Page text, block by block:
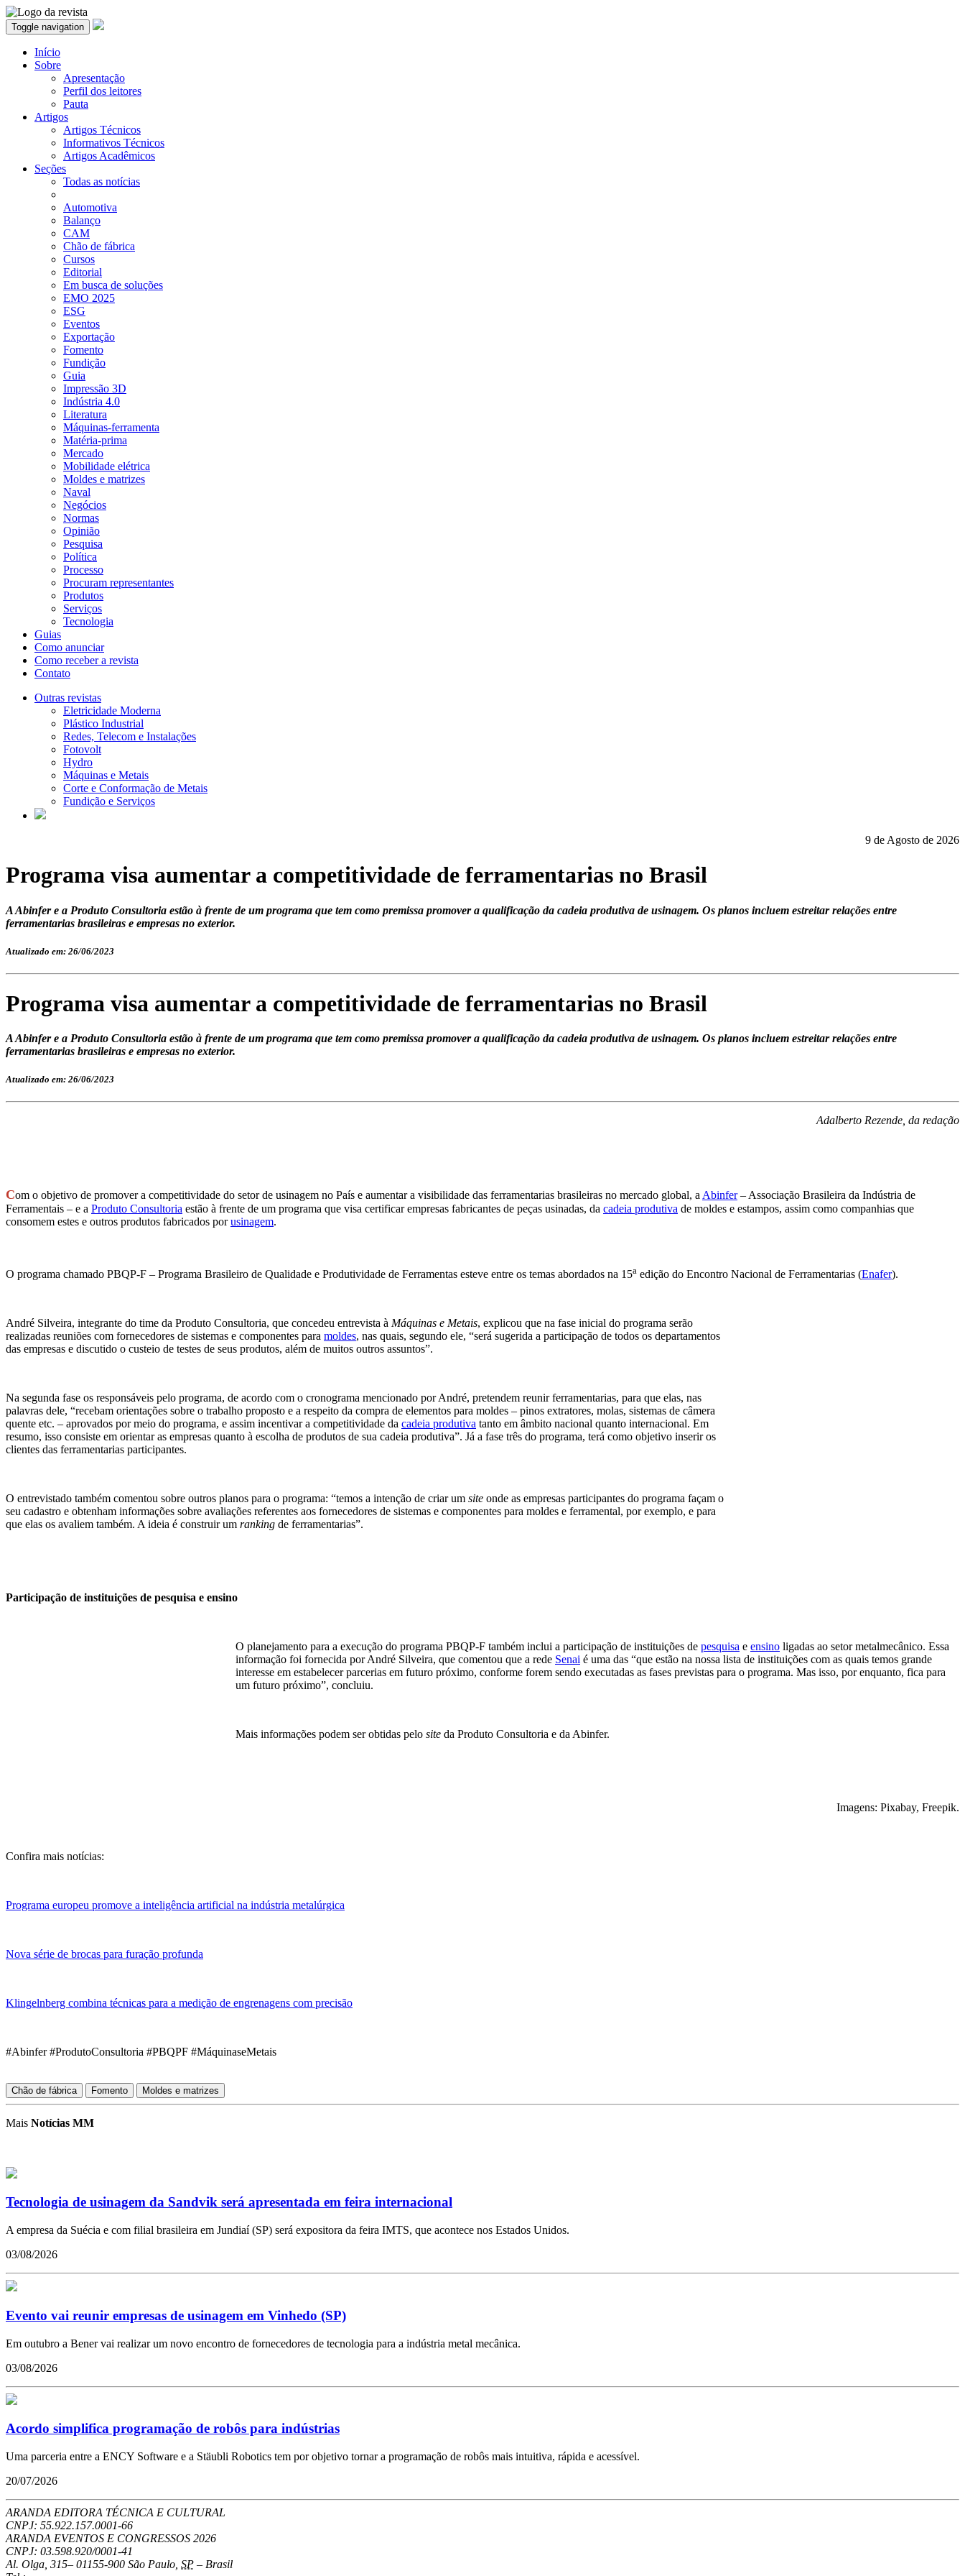
Toggle navigation
Início
Sobre
Apresentação
Perfil dos leitores
Pauta
Artigos
Artigos Técnicos
Informativos Técnicos
Artigos Acadêmicos
Seções
Todas as notícias
Automotiva
Balanço
CAM
Chão de fábrica
Cursos
Editorial
Em busca de soluções
EMO 2025
ESG
Eventos
Exportação
Fomento
Fundição
Guia
Impressão 3D
Indústria 4.0
Literatura
Máquinas-ferramenta
Matéria-prima
Mercado
Mobilidade elétrica
Moldes e matrizes
Naval
Negócios
Normas
Opinião
Pesquisa
Política
Processo
Procuram representantes
Produtos
Serviços
Tecnologia
Guias
Como anunciar
Como receber a revista
Contato
Outras revistas
Eletricidade Moderna
Plástico Industrial
Redes, Telecom e Instalações
Fotovolt
Hydro
Máquinas e Metais
Corte e Conformação de Metais
Fundição e Serviços
9 de Agosto de 2026
Programa visa aumentar a competitividade de ferramentarias no Brasil
A Abinfer e a Produto Consultoria estão à frente de um programa que tem como premissa promover a qualificação da cadeia produtiva de usinagem. Os planos incluem estreitar relações entre
ferramentarias brasileiras e empresas no exterior.
Atualizado em: 26/06/2023
Programa visa aumentar a competitividade de ferramentarias no Brasil
A Abinfer e a Produto Consultoria estão à frente de um programa que tem como premissa promover a qualificação da cadeia produtiva de usinagem. Os planos incluem estreitar relações entre
ferramentarias brasileiras e empresas no exterior.
Atualizado em: 26/06/2023
Adalberto Rezende, da redação
Com o objetivo de promover a competitividade do setor de usinagem no País e aumentar a visibilidade das ferramentarias brasileiras no mercado global, aAbinfer– Associação Brasileira da Indústria de
Ferramentais – e a Produto Consultoria estão à frente de um programa que visa certificar empresas fabricantes de peças usinadas, da cadeia produtiva de moldes e estampos, assim como companhias que
consomem estes e outros produtos fabricados porusinagem.
O programa chamado PBQP-F – Programa Brasileiro de Qualidade e Produtividade de Ferramentas esteve entre os temas abordados na 15a edição do Encontro Nacional de Ferramentarias (Enafer).
André Silveira, integrante do time da Produto Consultoria, que concedeu entrevista à Máquinas e Metais, explicou que na fase inicial do programa serão
realizadas reuniões com fornecedores de sistemas e componentes para moldes, nas quais, segundo ele, “será sugerida a participação de todos os departamentos
das empresas e discutido o custeio de testes de seus produtos, além de muitos outros assuntos”.
Na segunda fase os responsáveis pelo programa, de acordo com o cronograma mencionado por André, pretendem reunir ferramentarias, para que elas, nas
palavras dele, “recebam orientações sobre o trabalho proposto e a respeito da compra de elementos para moldes – pinos extratores, molas, sistemas de câmera
quente etc. – aprovados por meio do programa, e assim incentivar a competitividade da cadeia produtiva tanto em âmbito nacional quanto internacional. Em
resumo, isso consiste em orientar as empresas quanto à escolha de produtos de sua cadeia produtiva”. Já a fase três do programa, terá como objetivo inserir os
clientes das ferramentarias participantes.
O entrevistado também comentou sobre outros planos para o programa: “temos a intenção de criar um site onde as empresas participantes do programa façam o
seu cadastro e obtenham informações sobre avaliações referentes aos fornecedores de sistemas e componentes para moldes e ferramental, por exemplo, e para
que elas os avaliem também. A ideia é construir um ranking de ferramentarias”.
Participação de instituições de pesquisa e ensino
O planejamento para a execução do programa PBQP-F também inclui a participação de instituições de pesquisa e ensino ligadas ao setor metalmecânico. Essa
informação foi fornecida por André Silveira, que comentou que a rede Senai é uma das “que estão na nossa lista de instituições com as quais temos grande
interesse em estabelecer parcerias em futuro próximo, conforme forem sendo executadas as fases previstas para o programa. Mas isso, por enquanto, fica para
um futuro próximo”, concluiu.
Mais informações podem ser obtidas pelo site da Produto Consultoria e da Abinfer.
Imagens: Pixabay, Freepik.
Confira mais notícias:
Programa europeu promove a inteligência artificial na indústria metalúrgica
Nova série de brocas para furação profunda
Klingelnberg combina técnicas para a medição de engrenagens com precisão
#Abinfer #ProdutoConsultoria #PBQPF #MáquinaseMetais
Chão de fábrica Fomento Moldes e matrizes
Mais Notícias MM
Tecnologia de usinagem da Sandvik será apresentada em feira internacional
A empresa da Suécia e com filial brasileira em Jundiaí (SP) será expositora da feira IMTS, que acontece nos Estados Unidos.
03/08/2026
Evento vai reunir empresas de usinagem em Vinhedo (SP)
Em outubro a Bener vai realizar um novo encontro de fornecedores de tecnologia para a indústria metal mecânica.
03/08/2026
Acordo simplifica programação de robôs para indústrias
Uma parceria entre a ENCY Software e a Stäubli Robotics tem por objetivo tornar a programação de robôs mais intuitiva, rápida e acessível.
20/07/2026
ARANDA EDITORA TÉCNICA E CULTURAL
CNPJ: 55.922.157.0001-66
ARANDA EVENTOS E CONGRESSOS 2026
CNPJ: 03.598.920/0001-41
Al. Olga, 315– 01155-900 São Paulo SP – Brasil